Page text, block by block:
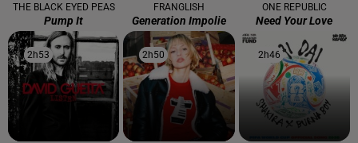
THE BLACK EYED PEAS
Pump It
FRANGLISH
Generation Impolie
ONE REPUBLIC
Need Your Love
2h53
2h53 2h50
2h50 2h46
2h46